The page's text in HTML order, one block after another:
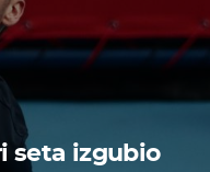
seta izgubio